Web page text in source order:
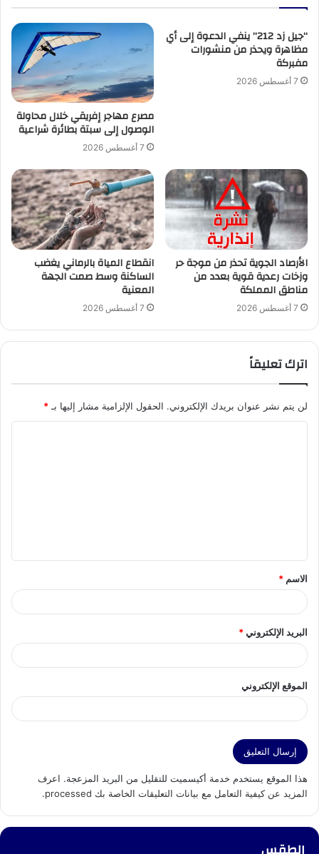
“جيل زد 212” ينفي الدعوة إلى أي
مظاهرة ويحذر من منشورات
مفبركة
7 أغسطس 2026
مصرع مهاجر إفريقي خلال محاولة
الوصول إلى سبتة بطائرة شراعية
7 أغسطس 2026
الأرصاد الجوية تحذر من موجة حر
وزخات رعدية قوية بعدد من
مناطق المملكة
7 أغسطس 2026
انقطاع المياة بالرماني يغضب
الساكنة وسط صمت الجهة
المعنية
7 أغسطس 2026
اترك تعليقاً
لن يتم نشر عنوان بريدك الإلكتروني. الحقول الإلزامية مشار إليها بـ *
ق
*
الاسم *
البريد الإلكتروني*
الموقع الإلكتروني
هذا الموقع يستخدم خدمة أكيسميت للتقليل من البريد المزعجة. اعرف
المزيد عن كيفية التعامل مع بيانات التعليقات الخاصة بك processed
.